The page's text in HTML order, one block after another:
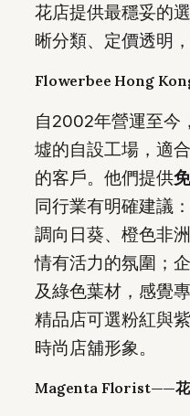
花店提供最穩妥的
晰分類、定價透明
Flowerbee Hong
自2002年營運至今
墟的自設工場，適
的客戶。他們提供
同行業有明確建議
調向日葵、橙色非
情有活力的氛圍；
及綠色葉材，感覺
精品店可選粉紅與
時尚店舖形象。
Magenta Florist——花